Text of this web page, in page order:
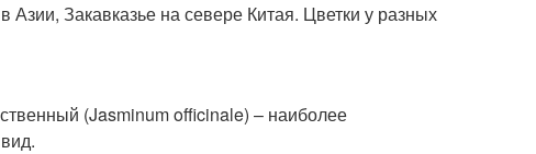
Закавказье на севере Китая. Цветки у разных
(Jasminum officinale) – наиболее